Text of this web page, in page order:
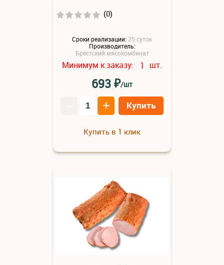
(0)
Сроки реализации: 25 суток
Производитель:
Брестский мясокомбинат
Минимум к заказу: 1 шт.
693₽/шт
+ Купить
Купить в 1 клик